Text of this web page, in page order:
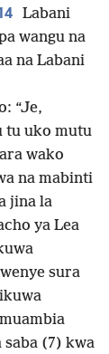
Labani
wangu na
na Labani
“Je,
tu uko mutu
wako
na mabinti
jina la
ya Lea
sura
(7) kwa